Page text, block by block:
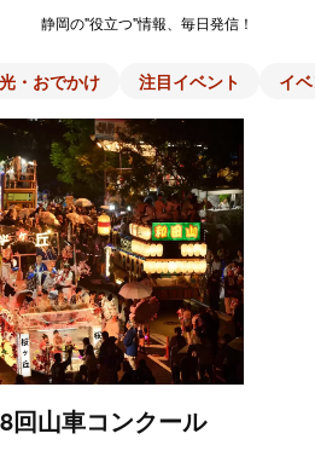
静岡の"役立つ"情報、毎日発信！
・おでかけ 注目イベント イ
回山車コンクール